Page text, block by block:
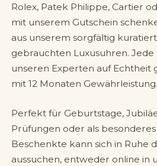
Rolex, Patek Philippe, Cartier
mit unserem Gutschein
aus unserem sorgfältig
gebrauchten Luxusuhren.
unseren Experten auf
mit 12 Monaten Gewährleistung.
Perfekt für Geburtstage,
Prüfungen oder als
Beschenkte kann sich in Ruhe
aussuchen, entweder online in